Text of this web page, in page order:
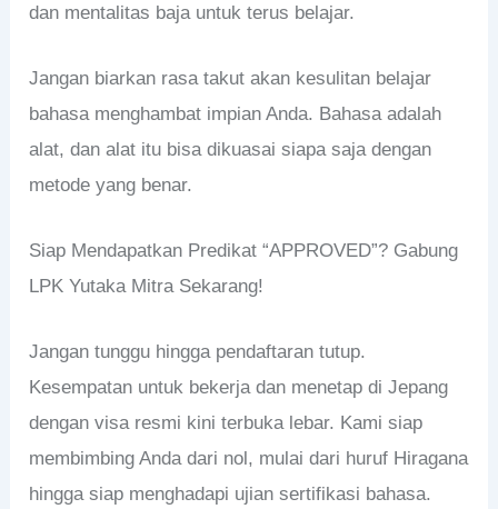
dan mentalitas baja untuk terus belajar.
Jangan biarkan rasa takut akan kesulitan belajar
bahasa menghambat impian Anda. Bahasa adalah
alat, dan alat itu bisa dikuasai siapa saja dengan
metode yang benar.
Siap Mendapatkan Predikat “APPROVED”? Gabung
LPK Yutaka Mitra Sekarang!
Jangan tunggu hingga pendaftaran tutup.
Kesempatan untuk bekerja dan menetap di Jepang
dengan visa resmi kini terbuka lebar. Kami siap
membimbing Anda dari nol, mulai dari huruf Hiragana
hingga siap menghadapi ujian sertifikasi bahasa.